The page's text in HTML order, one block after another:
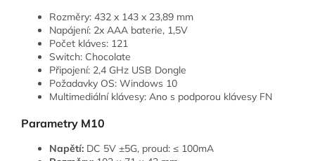
Rozměry: 432 x 143 x 23,89 mm
Napájení: 2x AAA baterie, 1,5V
Počet kláves: 121
Switch: Chocolate
Připojení: 2,4 GHz USB Dongle
Požadavky OS: Windows 10
Multimediální klávesy: Ano s podporou klávesy FN
Parametry M10
Napětí: DC 5V ±5G, proud: ≤ 100mA